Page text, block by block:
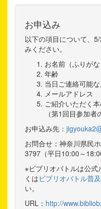
お申込み
以下の項目について、
みください。
お名前（ふりがな
年齢
当日ご連絡可能
メールアドレス
ご紹介いただく
（第1回目参加者
お申込み先：
お問合せ：神奈川県民
3797（平日10:00～
※ビブリオバトルは公式
くはビブリオバトル普
い。
URL： http://